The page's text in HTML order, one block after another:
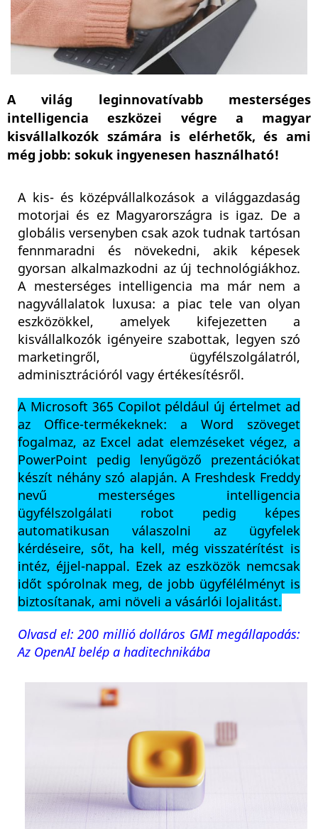
A világ leginnovatívabb mesterséges
intelligencia eszközei végre a magyar
kisvállalkozók számára is elérhetők, és ami
még jobb: sokuk ingyenesen használható!
A kis- és középvállalkozások a világgazdaság
motorjai és ez Magyarországra is igaz. De a
globális versenyben csak azok tudnak tartósan
fennmaradni és növekedni, akik képesek
gyorsan alkalmazkodni az új technológiákhoz.
A mesterséges intelligencia ma már nem a
nagyvállalatok luxusa: a piac tele van olyan
eszközökkel, amelyek kifejezetten a
kisvállalkozók igényeire szabottak, legyen szó
marketingről, ügyfélszolgálatról,
adminisztrációról vagy értékesítésről.
A Microsoft 365 Copilot például új értelmet ad
az Office-termékeknek: a Word szöveget
fogalmaz, az Excel adat elemzéseket végez, a
PowerPoint pedig lenyűgöző prezentációkat
készít néhány szó alapján. A Freshdesk Freddy
nevű mesterséges intelligencia
ügyfélszolgálati robot pedig képes
automatikusan válaszolni az ügyfelek
kérdéseire, sőt, ha kell, még visszatérítést is
intéz, éjjel-nappal. Ezek az eszközök nemcsak
időt spórolnak meg, de jobb ügyfélélményt is
biztosítanak, ami növeli a vásárlói lojalitást.
Olvasd el: 200 millió dolláros GMI megállapodás:
Az OpenAI belép a haditechnikába